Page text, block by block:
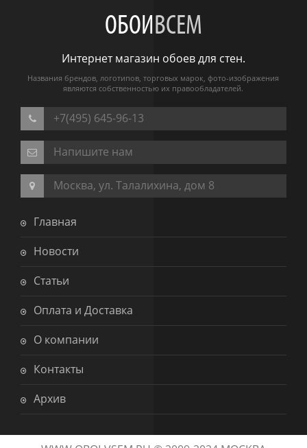
ОБОИВСЕМ
Интернет магазин обоев для стен.
Названия брендов, логотипов, торговых марок, фото-изображения
являются собственностью их правообладателей.
+7(495) 645-96-13
Напишите нам
Москва, ул. Талалихина, дом 8
Главная
Новости
Статьи
Оплата и Доставка
О компании
Контакты
Архив